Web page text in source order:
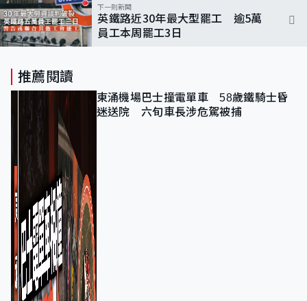
下一則新聞
英鐵路近30年最大型罷工 逾5萬
員工本周罷工3日
推薦閱讀
東涌機場巴士撞電單車 58歲鐵騎士昏
迷送院 六旬車長涉危駕被捕